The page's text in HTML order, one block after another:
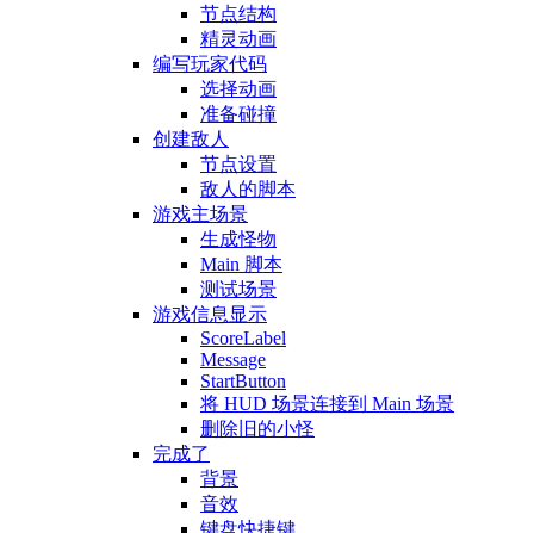
节点结构
精灵动画
编写玩家代码
选择动画
准备碰撞
创建敌人
节点设置
敌人的脚本
游戏主场景
生成怪物
Main 脚本
测试场景
游戏信息显示
ScoreLabel
Message
StartButton
将 HUD 场景连接到 Main 场景
删除旧的小怪
完成了
背景
音效
键盘快捷键